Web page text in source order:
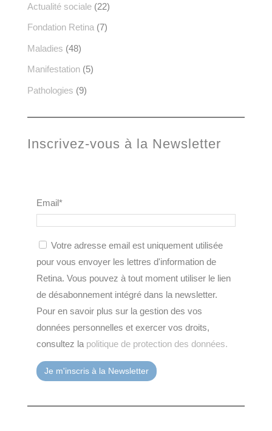
Actualité sociale(22)
Fondation Retina (7)
Maladies (48)
Manifestation(5)
Pathologies (9)
Inscrivez-vous à la Newsletter
Email*
Votre adresse email est uniquement utilisée
pour vous envoyer les lettres d'information de
Retina. Vous pouvez à tout moment utiliser le lien
de désabonnement intégré dans la newsletter.
Pour en savoir plus sur la gestion des vos
données personnelles et exercer vos droits,
consultez la politique de protection des données.